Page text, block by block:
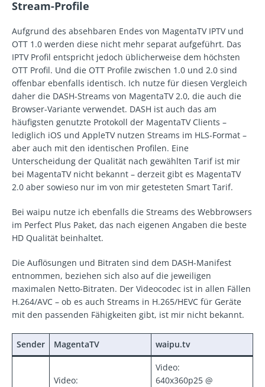
Stream-Profile
Aufgrund des absehbaren Endes von MagentaTV IPTV und
OTT 1.0 werden diese nicht mehr separat aufgeführt. Das
IPTV Profil entspricht jedoch üblicherweise dem höchsten
OTT Profil. Und die OTT Profile zwischen 1.0 und 2.0 sind
offenbar ebenfalls identisch. Ich nutze für diesen Vergleich
daher die DASH-Streams von MagentaTV 2.0, die auch die
Browser-Variante verwendet. DASH ist auch das am
häufigsten genutzte Protokoll der MagentaTV Clients –
lediglich iOS und AppleTV nutzen Streams im HLS-Format –
aber auch mit den identischen Profilen. Eine
Unterscheidung der Qualität nach gewählten Tarif ist mir
bei MagentaTV nicht bekannt – derzeit gibt es MagentaTV
2.0 aber sowieso nur im von mir getesteten Smart Tarif.
Bei waipu nutze ich ebenfalls die Streams des Webbrowsers
im Perfect Plus Paket, das nach eigenen Angaben die beste
HD Qualität beinhaltet.
Die Auflösungen und Bitraten sind dem DASH-Manifest
entnommen, beziehen sich also auf die jeweiligen
maximalen Netto-Bitraten. Der Videocodec ist in allen Fällen
H.264/AVC – ob es auch Streams in H.265/HEVC für Geräte
mit den passenden Fähigkeiten gibt, ist mir nicht bekannt.
Sender MagentaTV waipu.tv
Video:
Video:
640x360p25 @